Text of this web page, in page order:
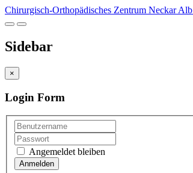
Chirurgisch-Orthopädisches Zentrum Neckar Alb
Sidebar
×
Login Form
Angemeldet bleiben